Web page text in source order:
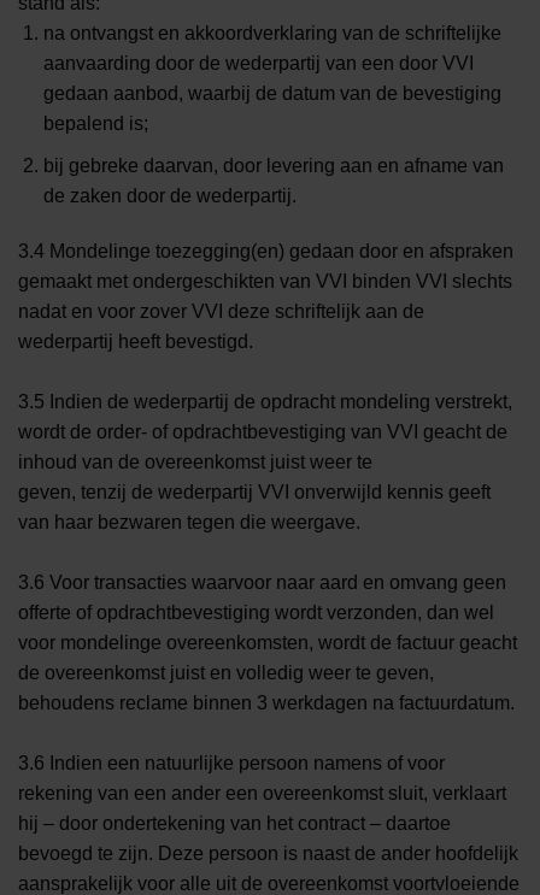
na ontvangst en akkoordverklaring van de schriftelijke
aanvaarding door de wederpartij van een door VVI
gedaan aanbod, waarbij de datum van de bevestiging
bepalend is;
bij gebreke daarvan, door levering aan en afname van
de zaken door de wederpartij.
3.4 Mondelinge toezegging(en) gedaan door en afspraken
gemaakt met ondergeschikten van VVI binden VVI slechts
nadat en voor zover VVI deze schriftelijk aan de
wederpartij heeft bevestigd.
3.5 Indien de wederpartij de opdracht mondeling verstrekt,
wordt de order- of opdrachtbevestiging van VVI geacht de
inhoud van de overeenkomst juist weer te
geven, tenzij de wederpartij VVI onverwijld kennis geeft
van haar bezwaren tegen die weergave.
3.6 Voor transacties waarvoor naar aard en omvang geen
offerte of opdrachtbevestiging wordt verzonden, dan wel
voor mondelinge overeenkomsten, wordt de factuur geacht
de overeenkomst juist en volledig weer te geven,
behoudens reclame binnen 3 werkdagen na factuurdatum.
3.6 Indien een natuurlijke persoon namens of voor
rekening van een ander een overeenkomst sluit, verklaart
hij – door ondertekening van het contract – daartoe
bevoegd te zijn. Deze persoon is naast de ander hoofdelijk
aansprakelijk voor alle uit de overeenkomst voortvloeiende